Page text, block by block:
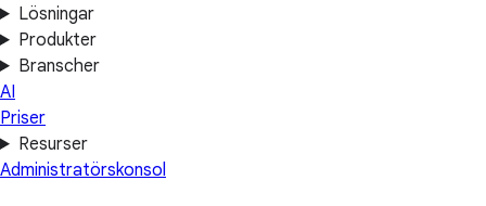
Lösningar
Produkter
Branscher
AI
Priser
Resurser
Administratörskonsol